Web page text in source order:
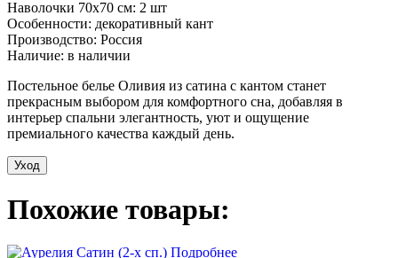
Наволочки 70x70 см: 2 шт
Особенности: декоративный кант
Производство: Россия
Наличие: в наличии
Постельное белье Оливия из сатина с кантом станет
прекрасным выбором для комфортного сна, добавляя в
интерьер спальни элегантность, уют и ощущение
премиального качества каждый день.
Уход
Похожие товары:
Подробнее